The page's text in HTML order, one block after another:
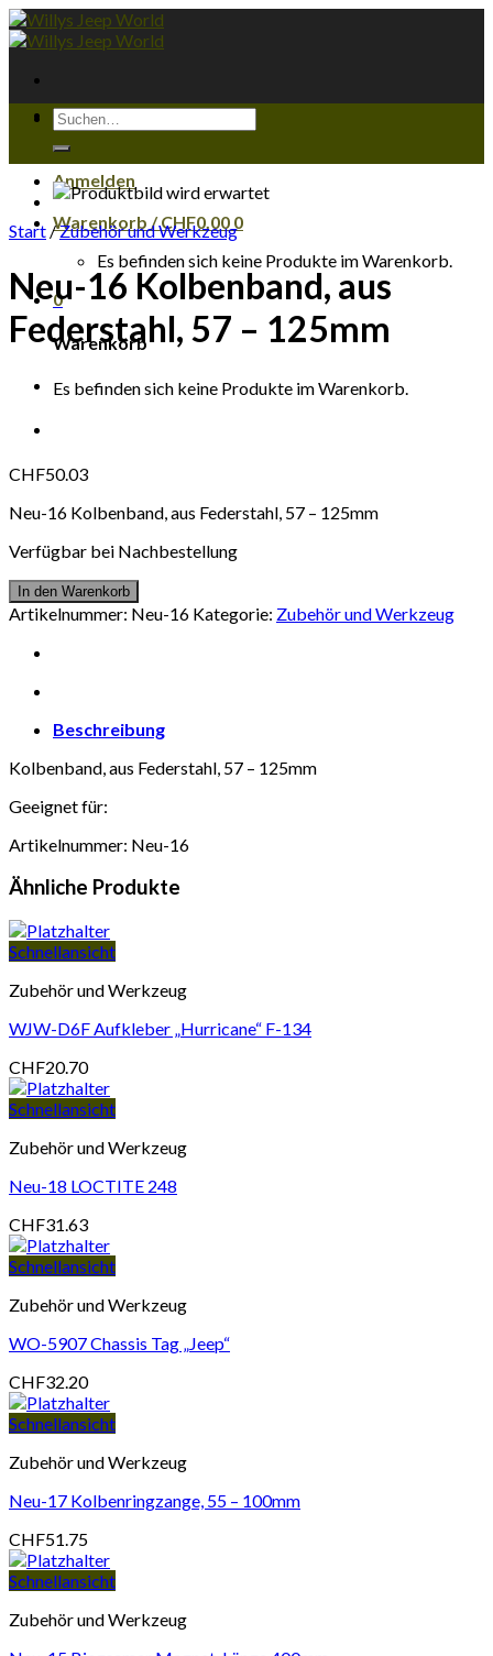
Skip
to
Suchen
nach:
Anmelden
Warenkorb /CHF0.00 0
Es befinden sich keine Produkte im Warenkorb.
0
Warenkorb
Es befinden sich keine Produkte im Warenkorb.
Start /Zubehör und Werkzeug
Neu-16 Kolbenband, aus
Federstahl, 57 – 125mm
CHF50.03
Neu-16 Kolbenband, aus Federstahl, 57 – 125mm
Verfügbar bei Nachbestellung
In den Warenkorb
Artikelnummer: Neu-16 Kategorie: Zubehör und Werkzeug
Beschreibung
Kolbenband, aus Federstahl, 57 – 125mm
Geeignet für:
Artikelnummer: Neu-16
Ähnliche Produkte
Schnellansicht
Zubehör und Werkzeug
WJW-D6F Aufkleber „Hurricane“ F-134
CHF20.70
Schnellansicht
Zubehör und Werkzeug
Neu-18 LOCTITE 248
CHF31.63
Schnellansicht
Zubehör und Werkzeug
WO-5907 Chassis Tag „Jeep“
CHF32.20
Schnellansicht
Zubehör und Werkzeug
Neu-17 Kolbenringzange, 55 – 100mm
CHF51.75
Schnellansicht
Zubehör und Werkzeug